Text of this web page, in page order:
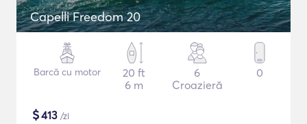
Capelli Freedom 20
Barcă cu motor
20 ft
6 m
6
Croazieră
0
$413 /zi